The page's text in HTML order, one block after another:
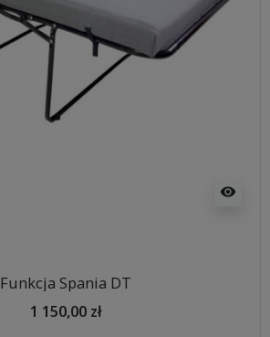
visibility
Funkcja Spania DT
1 150,00 zł